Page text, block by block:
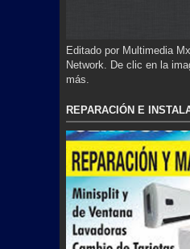
Editado por Multimedia
Network. De clic en la
más.
REPARACIÓN E